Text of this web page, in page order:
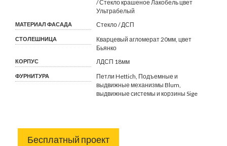
/ Стекло крашеное Лакобель цвет
Ультрабелый
МАТЕРИАЛ ФАСАДА Стекло / ДСП
СТОЛЕШНИЦА
Кварцевый агломерат 20мм, цвет
Бьянко
КОРПУС ЛДСП 18мм
ФУРНИТУРА
Петли Hettich, Подъемные и
выдвижные механизмы Blum,
выдвижные системы и корзины Sige
Бесплатный проект